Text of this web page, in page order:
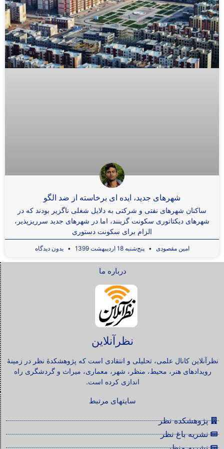
شهرهای جدید، ایده ­ای برخاسته از ضد الگو
ساکنان شهرهای نفتی و شرکتی به دلایل شغلی ناگزیر بودند که در
شهرهای دیکتاتوری سکونت گزینند، اما در شهرهای جدید سرریزپذیر،
الزام برای سکونت دستوری
امین مقصودی پنج‌شنبه 18 اردیبهشت 1399 بدون دیدگاه
درباره ما
نظرآنلاین
نظرآنلاین کانال علمی، تحلیلی و انتقادی است که پژوهشکدۀ نظر در زمینۀ
رویدادهای هنر، محیط، منظر، شهر، معماری، میراث و گردشگری راه
اندازی کرده است.
سایتهای مرتبط
پژوهشکده نظر
نشریه باغ نظر